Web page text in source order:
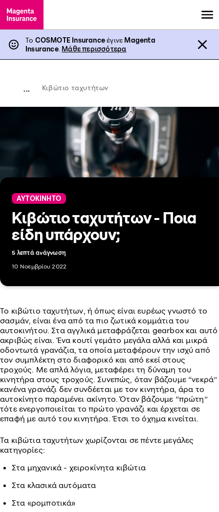
Το COSMOTE InsuranceέγινεMagenta
Insurance. Μάθε περισσότερα
... Κιβώτιο ταχυτήτων
ΑΥΤΟΚΙΝΗΤΟ
Κιβώτιο ταχυτήτων - Ποια
είδη υπάρχουν;
5 λεπτά ανάγνωση
10 Νοεμβρίου 2022
Το κιβώτιο ταχυτήτων, ή όπως είναι ευρέως γνωστό το
σασμάν, είναι ένα από τα πιο ζωτικά κομμάτια του
αυτοκινήτου. Στα αγγλικά μεταφράζεται gearbox και αυτό
ακριβώς είναι. Ένα κουτί γεμάτο μεγάλα αλλά και μικρά
οδοντωτά γρανάζια, τα οποία μεταφέρουν την ισχύ από
τον συμπλέκτη στο διαφορικό και από εκεί στους
τροχούς. Με απλά λόγια, μεταφέρει τη δύναμη του
κινητήρα στους τροχούς. Συνεπώς, όταν βάζουμε “νεκρά”
κανένα γρανάζι δεν συνδέεται με τον κινητήρα, άρα το
αυτοκίνητο παραμένει ακίνητο. Όταν βάζουμε “πρώτη”
τότε ενεργοποιείται το πρώτο γρανάζι και έρχεται σε
επαφή με αυτό του κινητήρα. Έτσι το όχημα κινείται.
Τα κιβώτια ταχυτήτων χωρίζονται σε πέντε μεγάλες
κατηγορίες:
Στα μηχανικά - χειροκίνητα κιβώτια
Στα κλασικά αυτόματα
Στα «ρομποτικά»